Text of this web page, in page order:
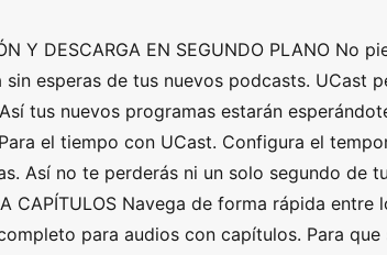
Y DESCARGA EN SEGUNDO PLANO No
esperas de tus nuevos podcasts. UCast
tus nuevos programas estarán
Para el tiempo con UCast. Configura el
Así no te perderás ni un solo segundo de
CAPÍTULOS Navega de forma rápida
para audios con capítulos. Para